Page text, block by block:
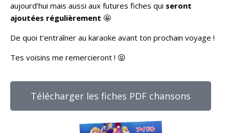
aujourd’hui mais aussi aux futures fiches qui seront
ajoutées régulièrement 🤩
De quoi t’entraîner au karaoke avant ton prochain voyage !
Tes voisins me remercieront ! 😝
Télécharger les fiches PDF chansons